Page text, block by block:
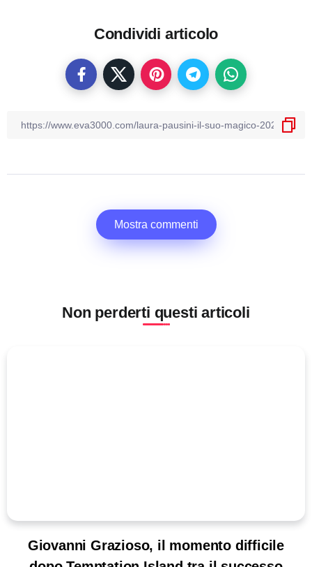
Condividi articolo
Mostra commenti
Non perderti questi articoli
Giovanni Grazioso, il momento difficile